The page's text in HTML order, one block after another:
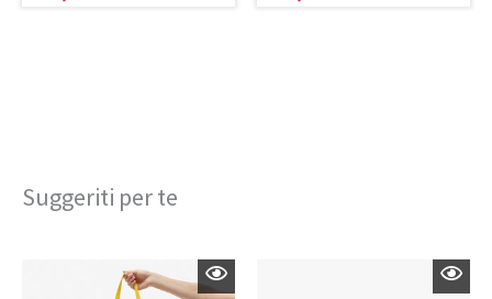
Suggeriti per te